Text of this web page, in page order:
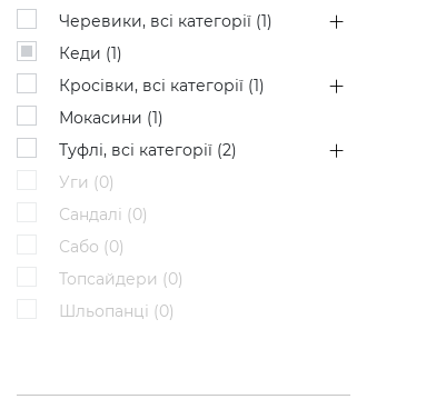
Черевики, всі категорії (1)
Кеди (1)
Кросівки, всі категорії (1)
Мокасини (1)
Туфлі, всі категорії (2)
Уги (0)
Сандалі (0)
Сабо (0)
Топсайдери (0)
Шльопанці (0)